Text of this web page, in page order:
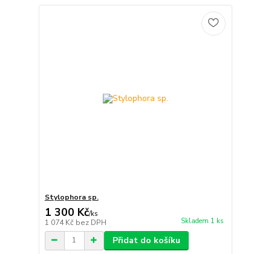
Stylophora sp.
1 300 Kč/ks
1 074 Kč bez DPH Skladem 1 ks
Přidat do košíku